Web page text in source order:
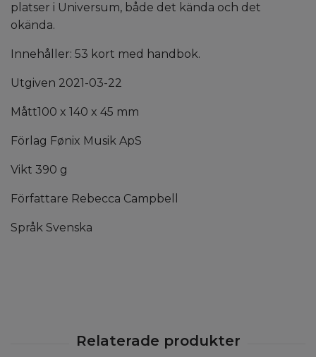
platser i Universum, både det kända och det
okända.
Innehåller: 53 kort med handbok.
Utgiven 2021-03-22
Mått100 x 140 x 45 mm
Förlag Fønix Musik ApS
Vikt 390 g
Författare Rebecca Campbell
Språk Svenska